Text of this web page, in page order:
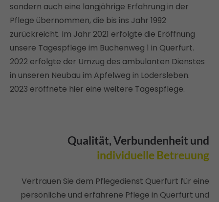
sondern auch eine langjährige Erfahrung in der
Pflege übernommen, die bis ins Jahr 1992
zurückreicht. Im Jahr 2021 erfolgte die Eröffnung
unsere Tagespflege im Buchenweg 1 in Querfurt.
2022 erfolgte der Umzug des ambulanten Dienstes
in unseren Neubau im Apfelweg in Lodersleben.
2023 eröffnete hier eine weitere Tagespflege.
Qualität, Verbundenheit und
individuelle Betreuung
Vertrauen Sie dem Pflegedienst Querfurt für eine
persönliche und erfahrene Pflege in Querfurt und